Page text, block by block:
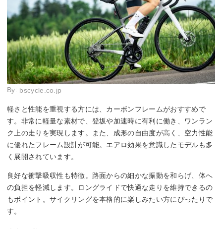
By: bscycle.co.jp
軽さと性能を重視する方には、カーボンフレームがおすすめで
す。非常に軽量な素材で、登坂や加速時に有利に働き、ワンラン
ク上の走りを実現します。また、成形の自由度が高く、空力性能
に優れたフレーム設計が可能。エアロ効果を意識したモデルも多
く展開されています。
良好な衝撃吸収性も特徴。路面からの細かな振動を和らげ、体へ
の負担を軽減します。ロングライドで快適な走りを維持できるの
もポイント。サイクリングを本格的に楽しみたい方にぴったりで
す。